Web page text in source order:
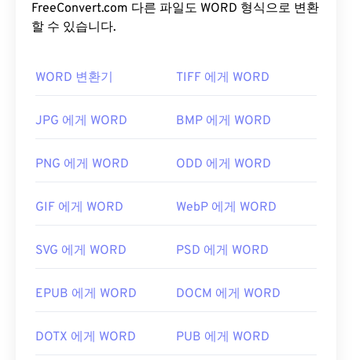
FreeConvert.com 다른 파일도 WORD 형식으로 변환
할 수 있습니다.
WORD 변환기 TIFF 에게 WORD
JPG 에게 WORD BMP 에게 WORD
PNG 에게 WORD ODD 에게 WORD
GIF 에게 WORD WebP 에게 WORD
SVG 에게 WORD PSD 에게 WORD
EPUB 에게 WORD DOCM 에게 WORD
DOTX 에게 WORD PUB 에게 WORD